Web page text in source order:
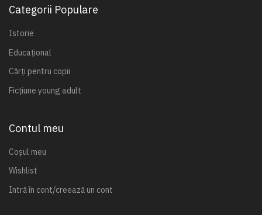
Categorii Populare
Istorie
Educațional
Cărți pentru copii
Ficțiune young adult
Contul meu
Coșul meu
Wishlist
Intră în cont/creează un cont